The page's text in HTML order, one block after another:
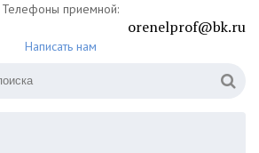
Телефоны приемной:
orenelprof@bk.ru
Написать нам